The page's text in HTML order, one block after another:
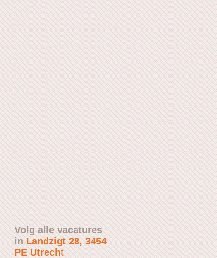
Volg alle vacatures
inLandzigt 28, 3454
PE Utrecht